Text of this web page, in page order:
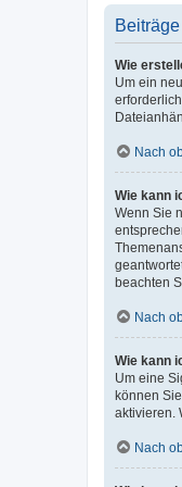
Wie
Um ein
Nach
Wie kann
Wenn Sie
beachten
Nach
Wie kann
Um eine
können
aktivieren.
Nach